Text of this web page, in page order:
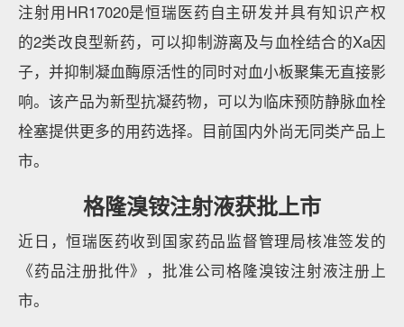
注射用HR17020是恒瑞医药自主研发并具有知识产权
的2类改良型新药，可以抑制游离及与血栓结合的Xa因
子，并抑制凝血酶原活性的同时对血小板聚集无直接影
响。该产品为新型抗凝药物，可以为临床预防静脉血栓
栓塞提供更多的用药选择。目前国内外尚无同类产品上
市。
格隆溴铵注射液获批上市
近日，恒瑞医药收到国家药品监督管理局核准签发的
《药品注册批件》，批准公司格隆溴铵注射液注册上
市。